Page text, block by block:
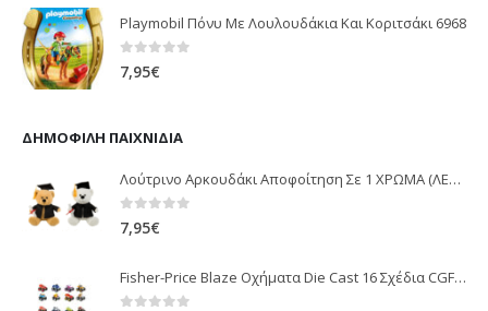
Playmobil Πόνυ Με Λουλουδάκια Και Κοριτσάκι 6968
0out of 5
7,95€
ΔΗΜΟΦΙΛΉ ΠΑΙΧΝΊΔΙΑ
Λούτρινο Αρκουδάκι Αποφοίτηση Σε 1 ΧΡΩΜΑ (ΛΕΥΚΟ)25Εκ 1850
0out of 5
7,95€
Fisher-Price Blaze Οχήματα Die Cast 16 Σχέδια CGF20